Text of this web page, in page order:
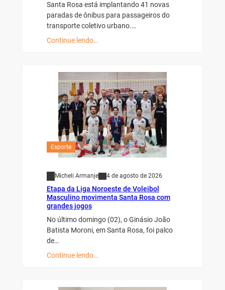
Santa Rosa está implantando 41 novas
paradas de ônibus para passageiros do
transporte coletivo urbano.…
Continue lendo…
Esporte
Micheli Armanje 4 de agosto de 2026
Etapa da Liga Noroeste de Voleibol
Masculino movimenta Santa Rosa com
grandes jogos
No último domingo (02), o Ginásio João
Batista Moroni, em Santa Rosa, foi palco
de…
Continue lendo…